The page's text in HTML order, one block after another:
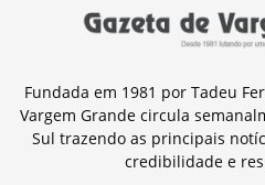
Fundada em 1981 por Tadeu
Vargem Grande circula
Sul trazendo as principais
credibilidade e